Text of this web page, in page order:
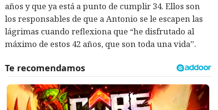
años y que ya está a punto de cumplir 34. Ellos son
los responsables de que a Antonio se le escapen las
lágrimas cuando reflexiona que “he disfrutado al
máximo de estos 42 años, que son toda una vida”.